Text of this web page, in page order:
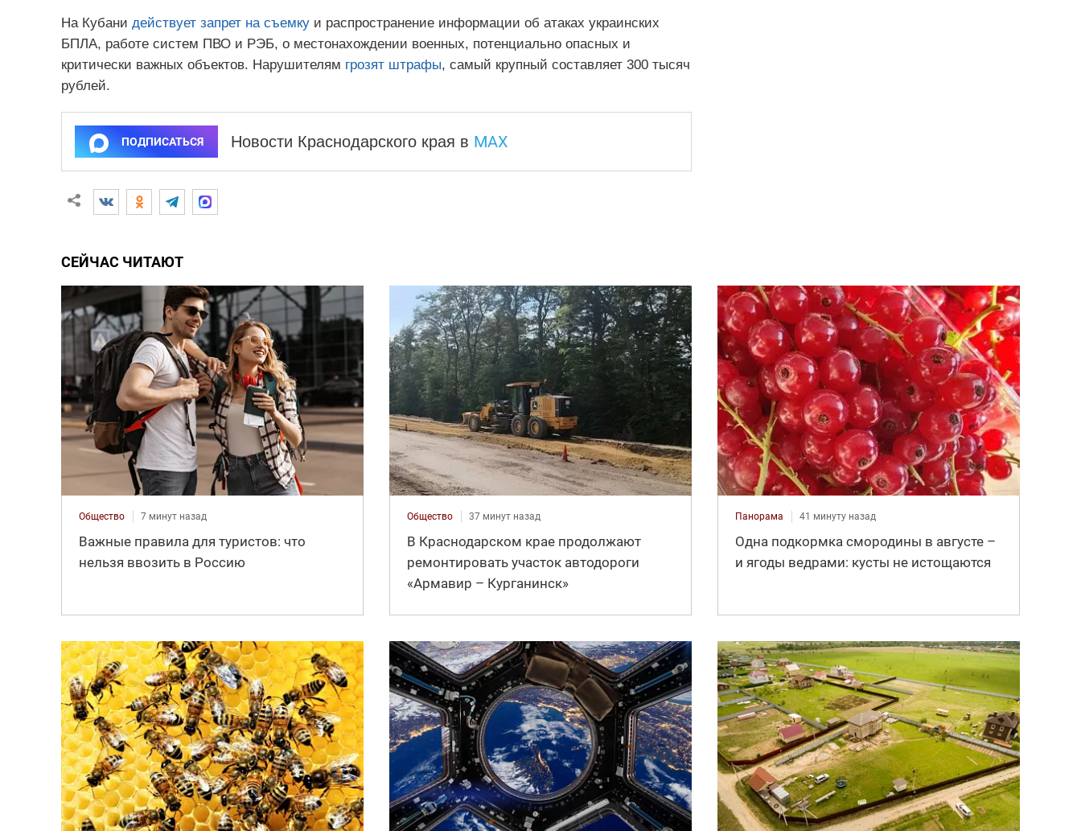
На Кубани действует запрет на съемкуи распространение информации об атаках украинских
БПЛА, работе систем ПВО и РЭБ, о местонахождении военных, потенциально опасных и
критически важных объектов. Нарушителям грозят штрафы, самый крупный составляет 300 тысяч
рублей.
ПОДПИСАТЬСЯ Новости Краснодарского края в MAX
СЕЙЧАС ЧИТАЮТ
Общество 7 минут назад
Важные правила для туристов: что
нельзя ввозить в Россию
Общество 37 минут назад
В Краснодарском крае продолжают
ремонтировать участок автодороги
«Армавир – Курганинск»
Панорама 41 минуту назад
Одна подкормка смородины в августе –
и ягоды ведрами: кусты не истощаются